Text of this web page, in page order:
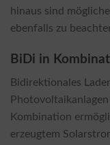
hinaus sind
ebenfalls zu
BiDi in
Bidirektionales
Kombination
erzeugtem